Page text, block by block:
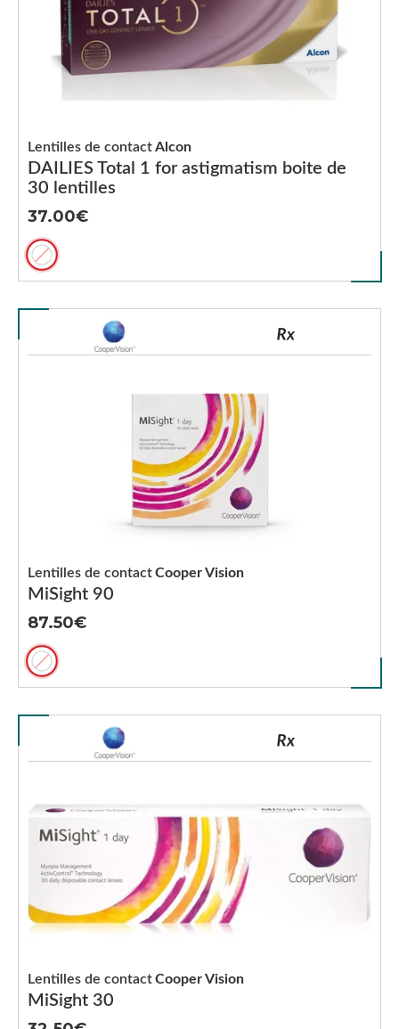
DAILIES Total 1 for astigmatism boite de
30 lentilles
Lentilles de contactAlcon
37.00
MiSight 90
Lentilles de contactCooper Vision
87.50
MiSight 30
Lentilles de contactCooper Vision